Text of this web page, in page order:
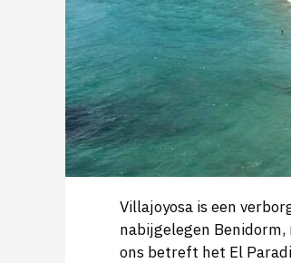
Villajoyosa is een
nabijgelegen
ons betreft het El